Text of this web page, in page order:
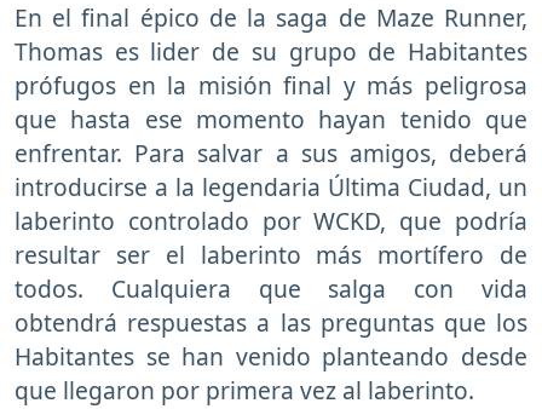
En el final épico de la saga de Maze Runner,
Thomas es lider de su grupo de Habitantes
prófugos en la misión final y más peligrosa
que hasta ese momento hayan tenido que
enfrentar. Para salvar a sus amigos, deberá
introducirse a la legendaria Última Ciudad, un
laberinto controlado por WCKD, que podría
resultar ser el laberinto más mortífero de
todos. Cualquiera que salga con vida
obtendrá respuestas a las preguntas que los
Habitantes se han venido planteando desde
que llegaron por primera vez al laberinto.